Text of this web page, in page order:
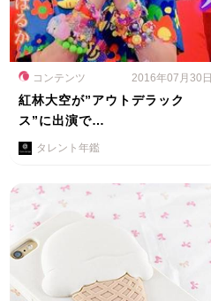
コンテンツ 2016年07月30日
紅林大空が”アウトデラック
ス”に出演で…
タレント年鑑